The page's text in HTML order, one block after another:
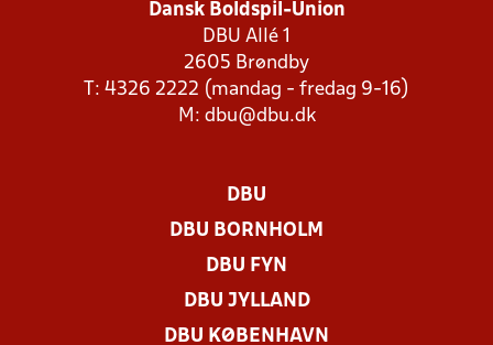
Dansk Boldspil-Union
DBU Allé 1
2605 Brøndby
T: 4326 2222 (mandag - fredag 9-16)
M: dbu@dbu.dk
DBU
DBU BORNHOLM
DBU FYN
DBU JYLLAND
DBU KØBENHAVN